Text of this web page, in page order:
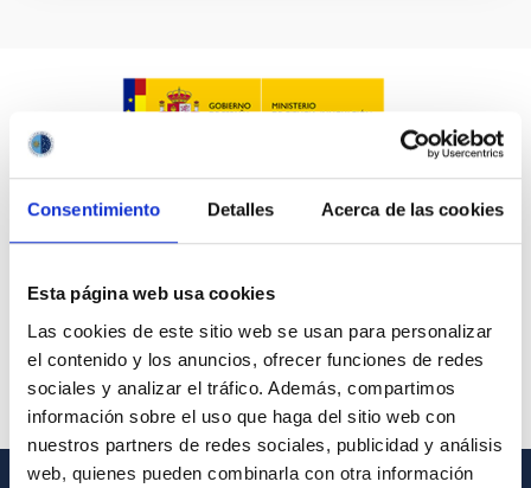
Consentimiento Detalles Acerca de las cookies
Esta página web usa cookies
Las cookies de este sitio web se usan para personalizar
el contenido y los anuncios, ofrecer funciones de redes
sociales y analizar el tráfico. Además, compartimos
información sobre el uso que haga del sitio web con
nuestros partners de redes sociales, publicidad y análisis
web, quienes pueden combinarla con otra información